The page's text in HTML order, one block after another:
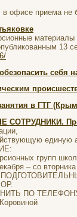
офисе приема не
13
себя
в ГТГ
единую
групп
– со
ПО